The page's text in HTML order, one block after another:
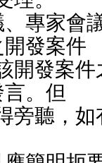
、專家會
發案件
。但